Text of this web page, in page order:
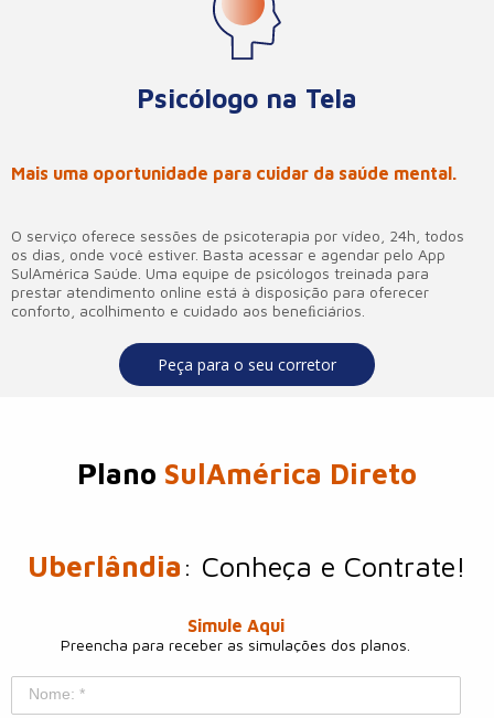
Psicólogo na Tela
Mais uma oportunidade para cuidar da saúde mental.
O serviço oferece sessões de psicoterapia por vídeo, 24h, todos
os dias, onde você estiver. Basta acessar e agendar pelo App
SulAmérica Saúde. Uma equipe de psicólogos treinada para
prestar atendimento online está à disposição para oferecer
conforto, acolhimento e cuidado aos beneﬁciários.
Peça para o seu corretor
Plano SulAmérica Direto
Uberlândia : Conheça e Contrate!
Simule Aqui
Preencha para receber as simulações dos planos.